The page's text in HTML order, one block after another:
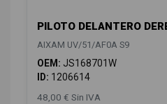
PILOTO DELANTERO
AIXAM UV/51/AF0A S9
OEM: JS168701W
ID: 1206614
48,00 € Sin IVA